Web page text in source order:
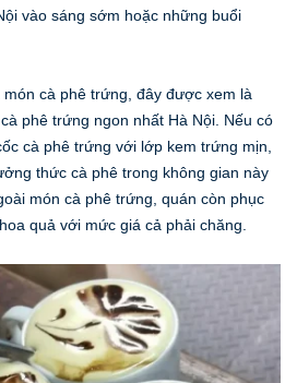
vào sáng sớm hoặc những buổi
cà phê trứng, đây được xem là
phê trứng ngon nhất Hà Nội. Nếu có
cà phê trứng với lớp kem trứng mịn,
thức cà phê trong không gian này
món cà phê trứng, quán còn phục
quả với mức giá cả phải chăng.